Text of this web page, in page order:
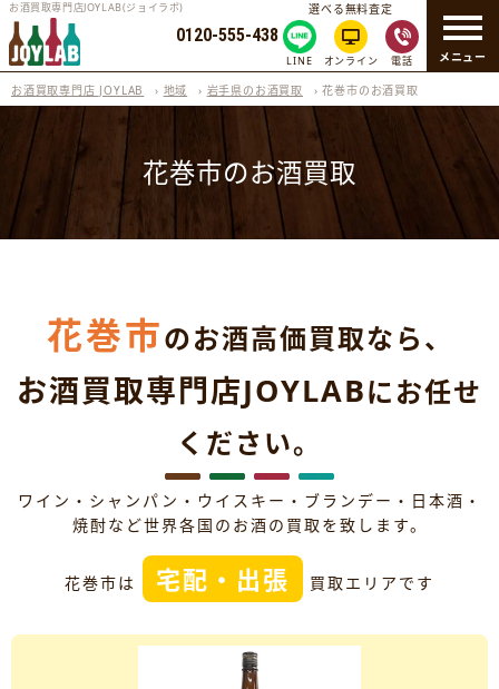
メニュー
お酒買取専門店JOYLAB(ジョイラボ)
0120-555-438
選べる無料査定
LINE オンライン 電話
お酒買取専門店 JOYLAB › 地域 › 岩手県のお酒買取 ›花巻市のお酒買取
花巻市のお酒買取
花巻市のお酒高価買取なら、
お酒買取専門店JOYLABにお任せ
ください。
ワイン・シャンパン・ウイスキー・ブランデー・日本酒・
焼酎など世界各国のお酒の買取を致します。
花巻市は 宅配・出張 買取エリアです